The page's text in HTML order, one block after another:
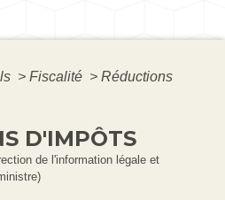
> Fiscalité > Réductions
D'IMPÔTS
de l'information légale et